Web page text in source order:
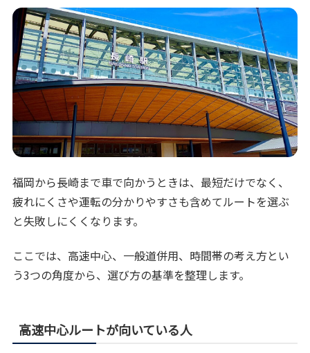
福岡から長崎まで車で向かうときは、最短だけでなく、
疲れにくさや運転の分かりやすさも含めてルートを選ぶ
と失敗しにくくなります。
ここでは、高速中心、一般道併用、時間帯の考え方とい
う3つの角度から、選び方の基準を整理します。
高速中心ルートが向いている人